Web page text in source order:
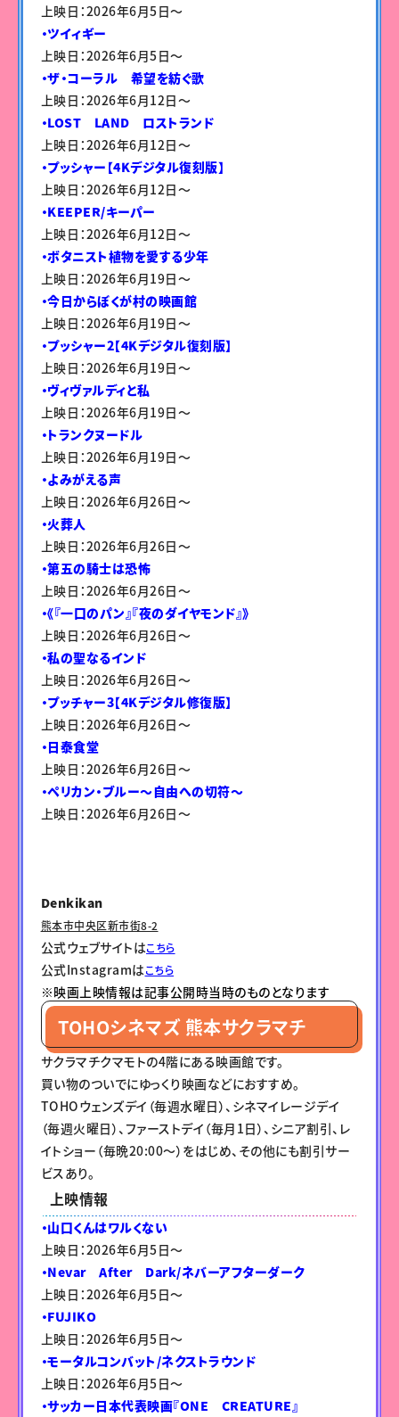
上映日：2026年6月5日〜
・ツイィギー
上映日：2026年6月5日〜
・ザ・コーラル 希望を紡ぐ歌
上映日：2026年6月12日〜
・LOST LAND ロストランド
上映日：2026年6月12日〜
・プッシャー【4Kデジタル復刻版】
上映日：2026年6月12日〜
・KEEPER/キーパー
上映日：2026年6月12日〜
・ボタニスト植物を愛する少年
上映日：2026年6月19日〜
・今日からぼくが村の映画館
上映日：2026年6月19日〜
・プッシャー2【4Kデジタル復刻版】
上映日：2026年6月19日〜
・ヴィヴァルディと私
上映日：2026年6月19日〜
・トランクヌードル
上映日：2026年6月19日〜
・よみがえる声
上映日：2026年6月26日〜
・火葬人
上映日：2026年6月26日〜
・第五の騎士は恐怖
上映日：2026年6月26日〜
・《『一口のパン』『夜のダイヤモンド』》
上映日：2026年6月26日〜
・私の聖なるインド
上映日：2026年6月26日〜
・プッチャー3【4Kデジタル修復版】
上映日：2026年6月26日〜
・日泰食堂
上映日：2026年6月26日〜
・ペリカン・ブルー～自由への切符～
上映日：2026年6月26日〜
Denkikan
熊本市中央区新市街8-2
公式ウェブサイトはこちら
公式Instagramはこちら
※映画上映情報は記事公開時当時のものとなります
TOHOシネマズ 熊本サクラマチ
サクラマチクマモトの4階にある映画館です。
買い物のついでにゆっくり映画などにおすすめ。
TOHOウェンズデイ（毎週水曜日）、シネマイレージデイ
（毎週火曜日）、ファーストデイ（毎月1日）、シニア割引、レ
イトショー（毎晩20:00～）をはじめ、その他にも割引サー
ビスあり。
上映情報
・山口くんはワルくない
上映日：2026年6月5日〜
・Nevar After Dark/ネバーアフターダーク
上映日：2026年6月5日〜
・FUJIKO
上映日：2026年6月5日〜
・モータルコンバット/ネクストラウンド
上映日：2026年6月5日〜
・サッカー日本代表映画『ONE CREATURE』